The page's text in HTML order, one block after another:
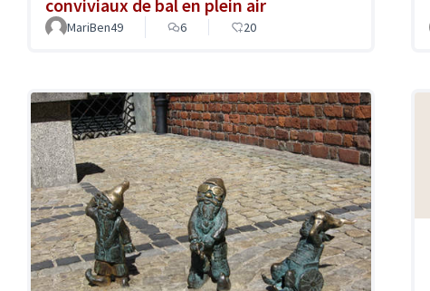
conviviaux de bal en plein air
MariBen49 6 20